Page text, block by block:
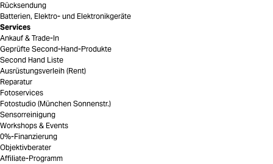
Rücksendung
Batterien, Elektro- und Elektronikgeräte
Services
Ankauf & Trade-In
Geprüfte Second-Hand-Produkte
Second Hand Liste
Ausrüstungsverleih (Rent)
Reparatur
Fotoservices
Fotostudio (München Sonnenstr.)
Sensorreinigung
Workshops & Events
0%-Finanzierung
Objektivberater
Affiliate-Programm